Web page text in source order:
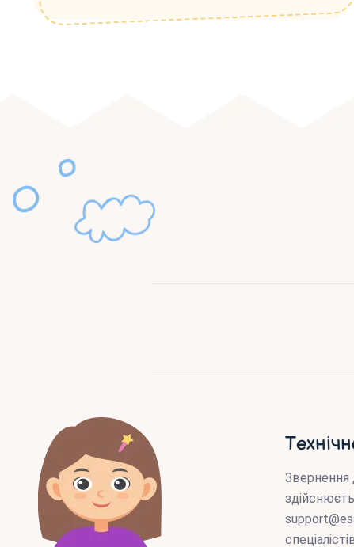
Звернення